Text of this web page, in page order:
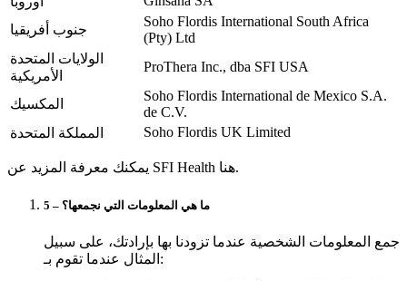
جنوب أفريقيا
Soho Flordis International South Africa
(Pty) Ltd
الولايات المتحدة
الأمريكية
ProThera Inc., dba SFI USA
المكسيك
Soho Flordis International de Mexico S.A.
de C.V.
المملكة المتحدة
Soho Flordis UK Limited
يمكنك معرفة المزيد عن SFI Health هنا.
5 – ما هي المعلومات التي نجمعها؟
جمع المعلومات الشخصية عندما تزودنا بها بإرادتك، على سبيل
المثال عندما تقوم بـ: